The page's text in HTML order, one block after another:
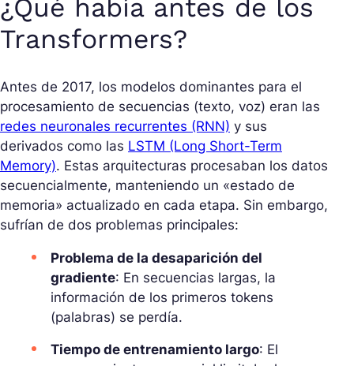
¿Qué había antes de los
Transformers?
Antes de 2017, los modelos dominantes para el
procesamiento de secuencias (texto, voz) eran las
redes neuronales recurrentes (RNN) y sus
derivados como las LSTM (Long Short-Term
Memory). Estas arquitecturas procesaban los datos
secuencialmente, manteniendo un «estado de
memoria» actualizado en cada etapa. Sin embargo,
sufrían de dos problemas principales:
Problema de la desaparición del
gradiente: En secuencias largas, la
información de los primeros tokens
(palabras) se perdía.
Tiempo de entrenamiento largo: El